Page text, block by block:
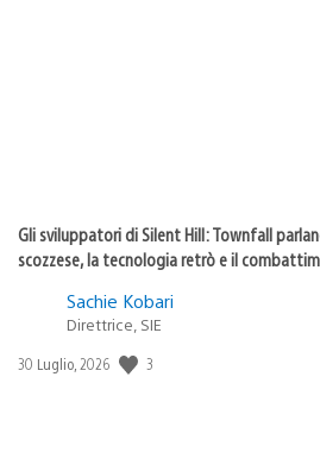
Gli sviluppatori di Silent Hill: Townfall
scozzese, la tecnologia retrò e il
Sachie Kobari
Direttrice, SIE
Data
30 Luglio, 2026 3